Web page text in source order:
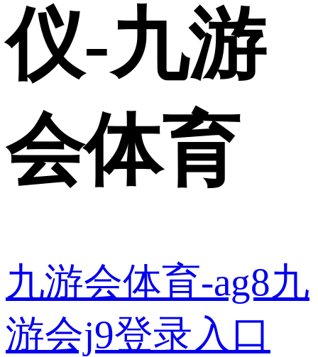
仪-九游
会体育
九游会体育-ag8九
游会j9登录入口